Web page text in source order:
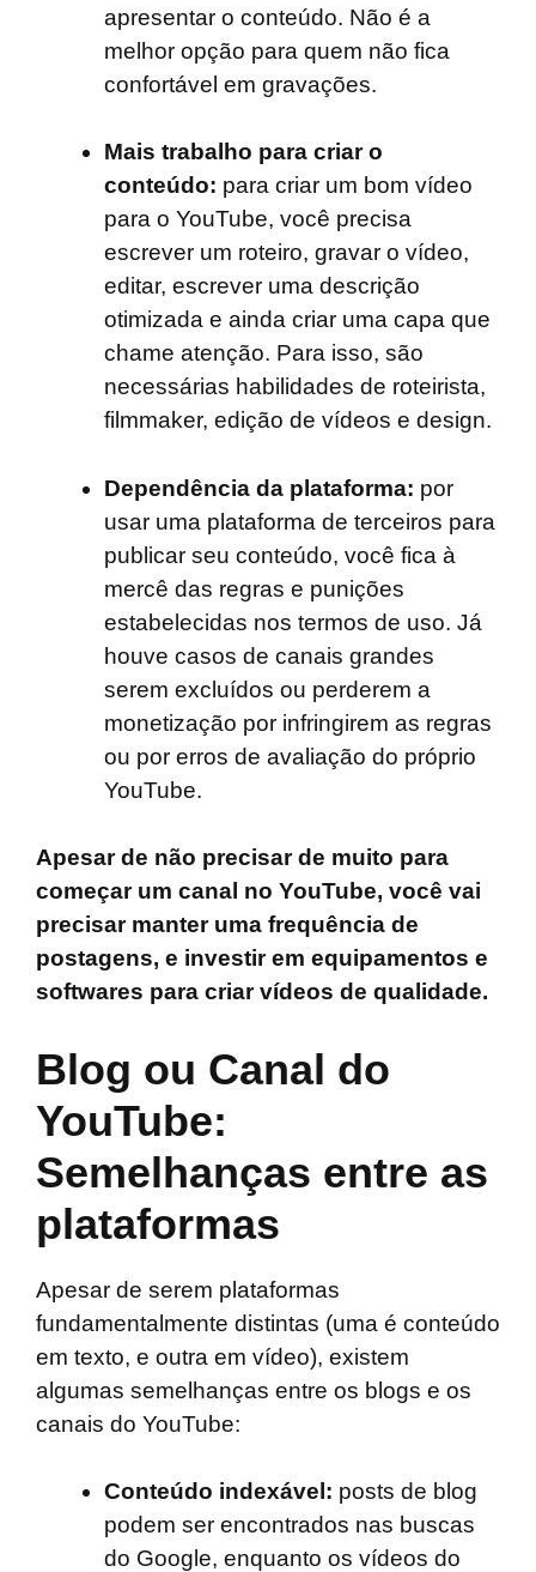
apresentar o conteúdo. Não é a
melhor opção para quem não fica
confortável em gravações.
Mais trabalho para criar o
conteúdo: para criar um bom vídeo
para o YouTube, você precisa
escrever um roteiro, gravar o vídeo,
editar, escrever uma descrição
otimizada e ainda criar uma capa que
chame atenção. Para isso, são
necessárias habilidades de roteirista,
filmmaker, edição de vídeos e design.
Dependência da plataforma: por
usar uma plataforma de terceiros para
publicar seu conteúdo, você fica à
mercê das regras e punições
estabelecidas nos termos de uso. Já
houve casos de canais grandes
serem excluídos ou perderem a
monetização por infringirem as regras
ou por erros de avaliação do próprio
YouTube.
Apesar de não precisar de muito para
começar um canal no YouTube, você vai
precisar manter uma frequência de
postagens, e investir em equipamentos e
softwares para criar vídeos de qualidade.
Blog ou Canal do
YouTube:
Semelhanças entre as
plataformas
Apesar de serem plataformas
fundamentalmente distintas (uma é conteúdo
em texto, e outra em vídeo), existem
algumas semelhanças entre os blogs e os
canais do YouTube:
Conteúdo indexável: posts de blog
podem ser encontrados nas buscas
do Google, enquanto os vídeos do